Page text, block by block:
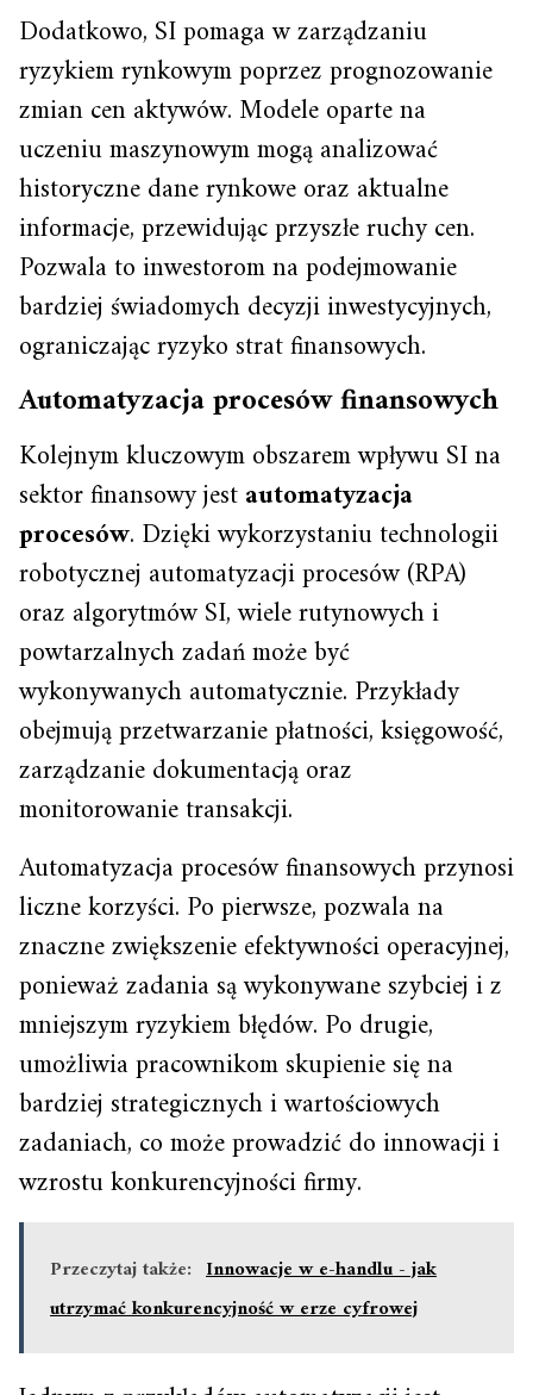
Dodatkowo, SI pomaga w zarządzaniu
ryzykiem rynkowym poprzez prognozowanie
zmian cen aktywów. Modele oparte na
uczeniu maszynowym mogą analizować
historyczne dane rynkowe oraz aktualne
informacje, przewidując przyszłe ruchy cen.
Pozwala to inwestorom na podejmowanie
bardziej świadomych decyzji inwestycyjnych,
ograniczając ryzyko strat finansowych.
Automatyzacja procesów finansowych
Kolejnym kluczowym obszarem wpływu SI na
sektor finansowy jestautomatyzacja
procesów. Dzięki wykorzystaniu technologii
robotycznej automatyzacji procesów (RPA)
oraz algorytmów SI, wiele rutynowych i
powtarzalnych zadań może być
wykonywanych automatycznie. Przykłady
obejmują przetwarzanie płatności, księgowość,
zarządzanie dokumentacją oraz
monitorowanie transakcji.
Automatyzacja procesów finansowych przynosi
liczne korzyści. Po pierwsze, pozwala na
znaczne zwiększenie efektywności operacyjnej,
ponieważ zadania są wykonywane szybciej i z
mniejszym ryzykiem błędów. Po drugie,
umożliwia pracownikom skupienie się na
bardziej strategicznych i wartościowych
zadaniach, co może prowadzić do innowacji i
wzrostu konkurencyjności firmy.
Przeczytaj także: Innowacje w e-handlu - jak
utrzymać konkurencyjność w erze cyfrowej